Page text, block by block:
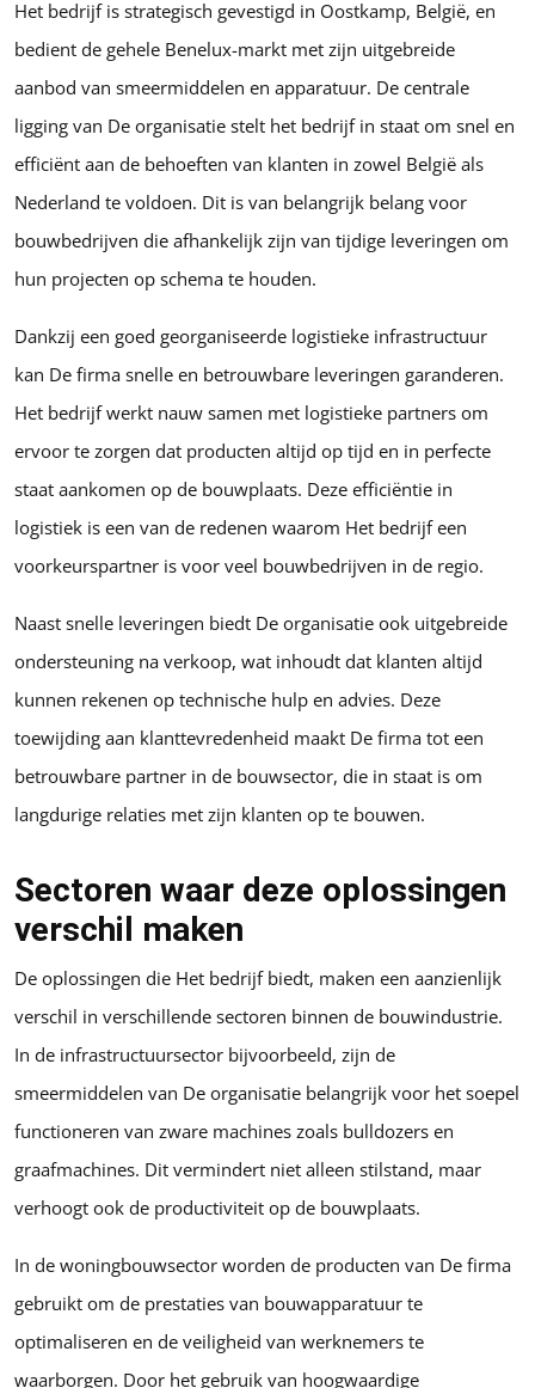
Het bedrijf is strategisch gevestigd in Oostkamp, België, en
bedient de gehele Benelux-markt met zijn uitgebreide
aanbod van smeermiddelen en apparatuur. De centrale
ligging van De organisatie stelt het bedrijf in staat om snel en
efficiënt aan de behoeften van klanten in zowel België als
Nederland te voldoen. Dit is van belangrijk belang voor
bouwbedrijven die afhankelijk zijn van tijdige leveringen om
hun projecten op schema te houden.
Dankzij een goed georganiseerde logistieke infrastructuur
kan De firma snelle en betrouwbare leveringen garanderen.
Het bedrijf werkt nauw samen met logistieke partners om
ervoor te zorgen dat producten altijd op tijd en in perfecte
staat aankomen op de bouwplaats. Deze efficiëntie in
logistiek is een van de redenen waarom Het bedrijf een
voorkeurspartner is voor veel bouwbedrijven in de regio.
Naast snelle leveringen biedt De organisatie ook uitgebreide
ondersteuning na verkoop, wat inhoudt dat klanten altijd
kunnen rekenen op technische hulp en advies. Deze
toewijding aan klanttevredenheid maakt De firma tot een
betrouwbare partner in de bouwsector, die in staat is om
langdurige relaties met zijn klanten op te bouwen.
Sectoren waar deze oplossingen
verschil maken
De oplossingen die Het bedrijf biedt, maken een aanzienlijk
verschil in verschillende sectoren binnen de bouwindustrie.
In de infrastructuursector bijvoorbeeld, zijn de
smeermiddelen van De organisatie belangrijk voor het soepel
functioneren van zware machines zoals bulldozers en
graafmachines. Dit vermindert niet alleen stilstand, maar
verhoogt ook de productiviteit op de bouwplaats.
In de woningbouwsector worden de producten van De firma
gebruikt om de prestaties van bouwapparatuur te
optimaliseren en de veiligheid van werknemers te
waarborgen. Door het gebruik van hoogwaardige